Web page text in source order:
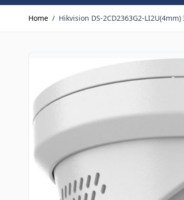
Home / Hikvision DS-2CD2363G2-